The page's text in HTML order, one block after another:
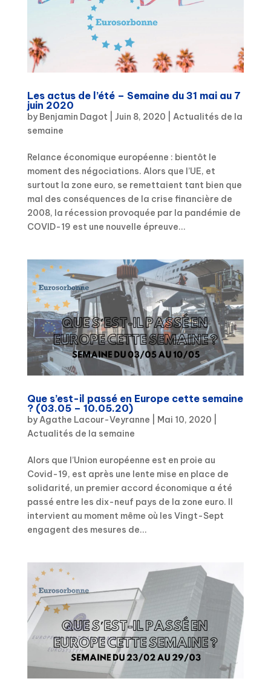
Les actus de l’été – Semaine du 31 mai au 7
juin 2020
by Benjamin Dagot Juin 8, 2020
Actualités de la
semaine
Relance économique européenne : bientôt le
moment des négociations. Alors que l’UE, et
surtout la zone euro, se remettaient tant bien que
mal des conséquences de la crise financière de
2008, la récession provoquée par la pandémie de
COVID-19 est une nouvelle épreuve...
Que s’est-il passé en Europe cette semaine
? (03.05 – 10.05.20)
byAgathe Lacour-Veyranne Mai 10, 2020
Actualités de la semaine
Alors que l’Union européenne est en proie au
Covid-19, est après une lente mise en place de
solidarité, un premier accord économique a été
passé entre les dix-neuf pays de la zone euro. Il
intervient au moment même où les Vingt-Sept
engagent des mesures de...